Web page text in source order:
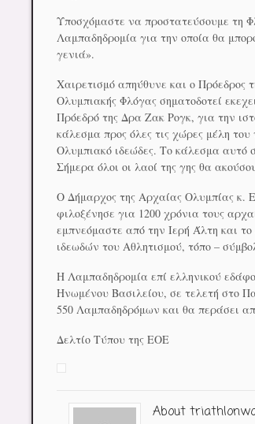
Υποσχόμαστε να προστατεύσουμε τη
Λαμπαδηδρομία για την οποία θα
γενιά».
Χαιρετισμό απηύθυνε και ο
Ολυμπιακής Φλόγας σηματοδοτεί
Πρόεδρό της Δρα Ζακ Ρογκ, για την
κάλεσμα προς όλες τις χώρες μέλη
Ολυμπιακό ιδεώδες. Το κάλεσμα αυτό
Σήμερα όλοι οι λαοί της γης θα
Ο Δήμαρχος της Αρχαίας Ολυμπίας κ.
φιλοξένησε για 1200 χρόνια τους
εμπνεόμαστε από την Ιερή Άλτη και
ιδεωδών του Αθλητισμού, τόπο –
Η Λαμπαδηδρομία επί ελληνικού
Ηνωμένου Βασιλείου, σε τελετή στο
550 Λαμπαδηδρόμων και θα περάσει
Δελτίο Τύπου της ΕΟΕ
About